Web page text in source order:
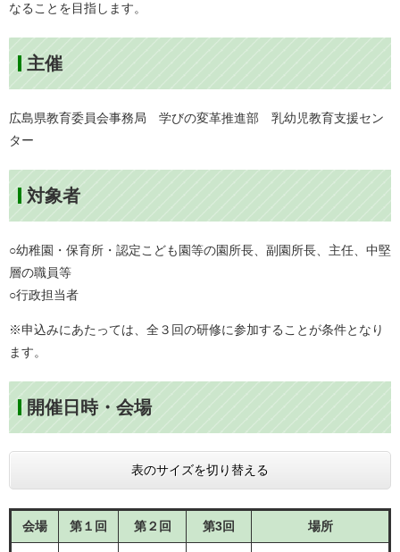
なることを目指します。
主催
広島県教育委員会事務局 学びの変革推進部 乳幼児教育支援セン
ター
対象者
○幼稚園・保育所・認定こども園等の園所長、副園所長、主任、中堅
層の職員等
○行政担当者
※申込みにあたっては、全３回の研修に参加することが条件となり
ます。
開催日時・会場
表のサイズを切り替える
会場 第１回 第２回 第3回 場所